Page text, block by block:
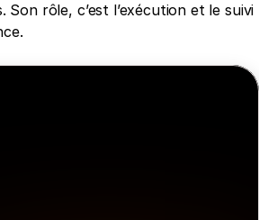
Son rôle, c’est l’exécution et le suivi